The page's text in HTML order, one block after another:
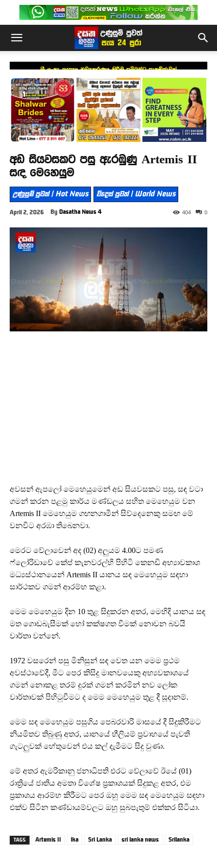
ශ්‍රී ලංකා තැපෑල නව්‍යකරණය කිරීම සම්බන්ධ සාකච්ඡාවක්
අඩ සියවසකට පසු ඇරඹුණු Artemis II
සඳ මෙහෙයුම
උණුසුම් පුවත් | Hot News විදෙස් පුවත් | World News
April 2, 2026 By Dasatha News 4 0
404
අවසන් ඇපලෝ මෙහෙයුමෙන් අඩ සියවසකට පසු, සඳ වටා
ගමන් කරන පළමු කාර්ය මණ්ඩලය සහිත මෙහෙයුම වන
Artemis II මෙහෙයුම ගඟනගාමීන් සිව්දෙනෙකු සමඟ මේ
වනවිට අරඹා තිබෙනවා.
මෙරට වේලාවෙන් අද (02) අලුයම 4.00ට පමණ
ෆ්ලෝරිඩාවේ කේප් කැනවරල්හි පිහිටි කෙනඩි අභ්‍යාවකාශ
මධ්‍යස්ථානයෙන් Artemis II යානය සඳ මෙහෙයුම සඳහා
සාර්ථකව ගමන් ආරම්භ කළා.
මෙම මෙහෙයුම දින 10 තුළ සිදුකරන අතර, මෙහිදි යානය සඳ
මත ගොඩබැසීමක් හෝ කක්ෂගත වීමක් නොවන බවයි
වාර්තා වන්නේ.
1972 වසරෙන් පසු මිනිසුන් සඳ වෙත යන මෙම ප්‍රථම
අවස්ථාවේදී, මීට පෙර කිසිදු මානවයෙකු අභ්‍යවකාශයේ
ගමන් නොකළ තරම් දුරක් ගමන් කරමින් නව ලෝක
වාර්තාවක් පිහිටුවීමට ද මෙම මෙහෙයුම තුළ දී සූදානම්.
මෙම සඳ මෙහෙයුම පසුගිය පෙබරවාරි මාසයේ දී සිදුකිරීමට
නියමිතව තිබුණු අතර, යානයේ හීලියම් ප්‍රවාහයේ පැවති
ගැටලුවක් හේතුවෙන් එය කල් දැමීමට සිදු වුණා.
මේ අතර ඇමරිකානු ජනාධිපති එරට වේලාවේ ඊයේ (01)
රාත්‍රියේ ජාතිය අමතා විශේෂ ප්‍රකාශයක් සිදුකළ අතර, එම
ප්‍රකාශය ආරම්භ කිරීමට පෙර ඔහු මෙම සඳ මෙහෙයුම සඳහා
එක්ව සිටින කණ්ඩායම්වලට ඔහු සුබපැතුම් එක්කර සිටියා.
TAGS Artemis II lka Sri Lanka sri lanka news Srilanka